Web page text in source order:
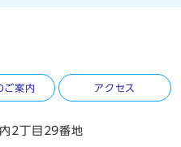
ご案内 アクセス
2丁目29番地